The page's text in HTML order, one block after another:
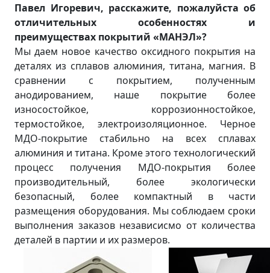
Павел Игоревич, расскажите, пожалуйста об
отличительных особенностях и
преимуществах покрытий «МАНЭЛ»?
Мы даем новое качество оксидного покрытия на
деталях из сплавов алюминия, титана, магния. В
сравнении с покрытием, полученным
анодированием, наше покрытие более
износостойкое, коррозионностойкое,
термостойкое, электроизоляционное. Черное
МДО-покрытие стабильно на всех сплавах
алюминия и титана. Кроме этого технологический
процесс получения МДО-покрытия более
производительный, более экологически
безопасный, более компактный в части
размещения оборудования. Мы соблюдаем сроки
выполнения заказов независисмо от количества
деталей в партии и их размеров.